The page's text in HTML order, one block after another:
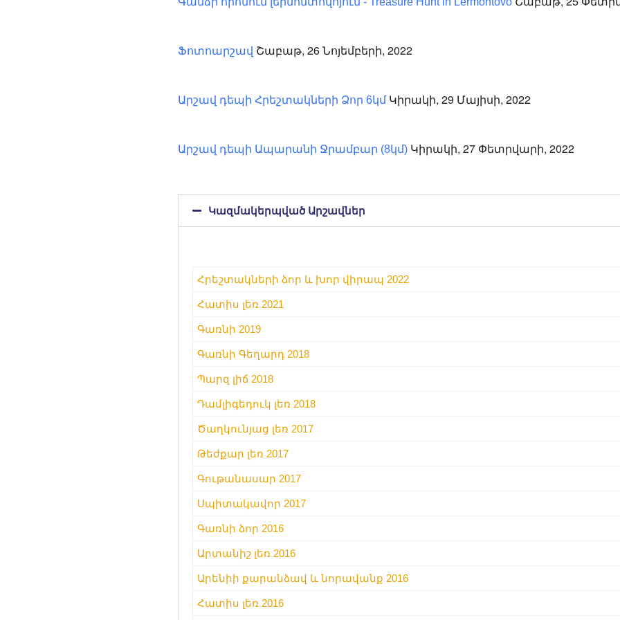
Ֆոտոարշավ Շաբաթ, 26 Նոյեմբերի, 2022
Արշավ դեպի Հրեշտակների Ձոր 6կմԿիրակի, 29 Մայիսի, 2022
Արշավ դեպի Ապարանի Ջրամբար (8կմ) Կիրակի, 27 Փետրվարի, 2022
Կազմակերպված Արշավներ
Հրեշտակների ձոր և խոր վիրապ 2022
Հատիս լեռ 2021
Գառնի 2019
Գառնի Գեղարդ 2018
Պարզ լիճ 2018
Դամլիգեդուկ լեռ 2018
Ծաղկունյաց լեռ 2017
Թեժքար լեռ 2017
Գութանասար 2017
Սպիտակավոր 2017
Գառնի ձոր 2016
Արտանիշ լեռ 2016
Արենիի քարանձավ և նորավանք 2016
Հատիս լեռ 2016